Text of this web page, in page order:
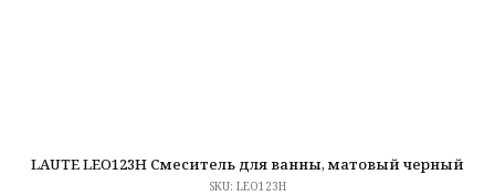
LAUTE LEO123H Смеситель для ванны, матовый черный
SKU: LEO123H